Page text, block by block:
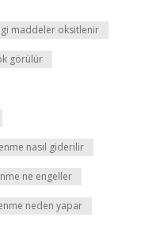
maddeler oksitlenir
görülür
nasıl giderilir
ne engeller
neden yapar